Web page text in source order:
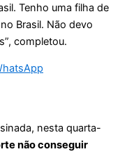
Tenho uma filha de
Brasil. Não devo
completou.
nesta quarta-
não conseguir